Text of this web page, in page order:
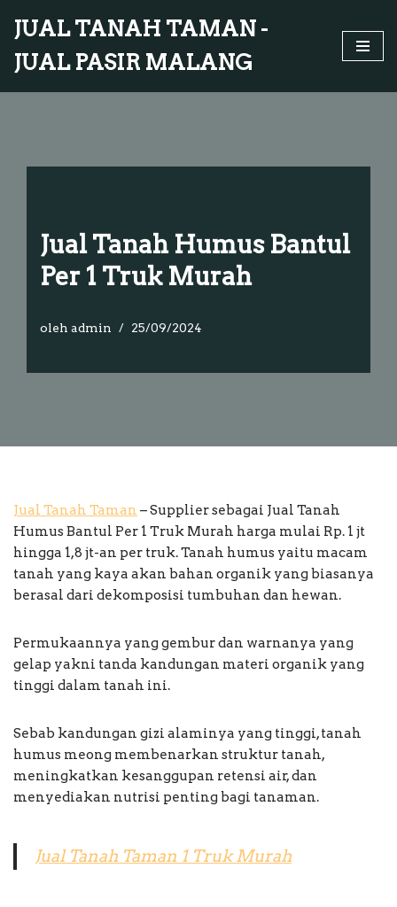
ke
konten
JUAL TANAH TAMAN -
JUAL PASIR MALANG
Jual Tanah Humus Bantul
Per 1 Truk Murah
oleh admin 25/09/2024
Jual Tanah Taman – Supplier sebagai Jual Tanah
Humus Bantul Per 1 Truk Murah harga mulai Rp. 1 jt
hingga 1,8 jt-an per truk. Tanah humus yaitu macam
tanah yang kaya akan bahan organik yang biasanya
berasal dari dekomposisi tumbuhan dan hewan.
Permukaannya yang gembur dan warnanya yang
gelap yakni tanda kandungan materi organik yang
tinggi dalam tanah ini.
Sebab kandungan gizi alaminya yang tinggi, tanah
humus meong membenarkan struktur tanah,
meningkatkan kesanggupan retensi air, dan
menyediakan nutrisi penting bagi tanaman.
Jual Tanah Taman 1 Truk Murah